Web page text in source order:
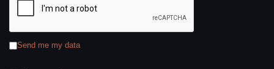
Send me my data